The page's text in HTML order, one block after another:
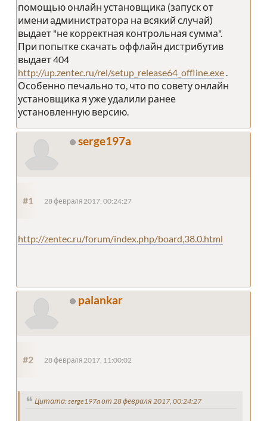
помощью онлайн установщика (запуск от
имени администратора на всякий случай)
выдает "не корректная контрольная сумма".
При попытке скачать оффлайн дистрибутив
выдает 404
http://up.zentec.ru/rel/setup_release64_offline.exe
Особенно печально то, что по совету онлайн
установщика я уже удалили ранее
установленную версию.
serge197a
#1 28 февраля 2017, 00:24:27
http://zentec.ru/forum/index.php/board,38.0.html
palankar
#2 28 февраля 2017, 11:00:02
Цитата: serge197a от 28 февраля 2017, 00:24:27